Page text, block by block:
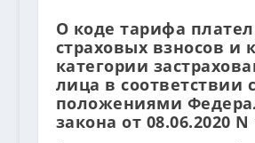
О коде тарифа
страховых взносов и
категории
лица в соответствии с
положениями
закона от 08.06.2020